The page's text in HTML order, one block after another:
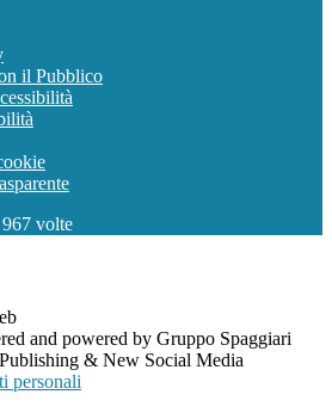
il Pubblico
967 volte
and powered by Gruppo Spaggiari
& New Social Media
personali